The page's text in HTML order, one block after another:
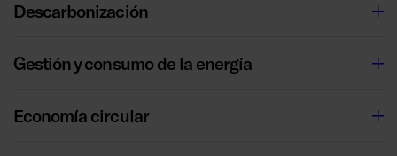
Descarbonización
Gestión y consumo de la energía
Economía circular